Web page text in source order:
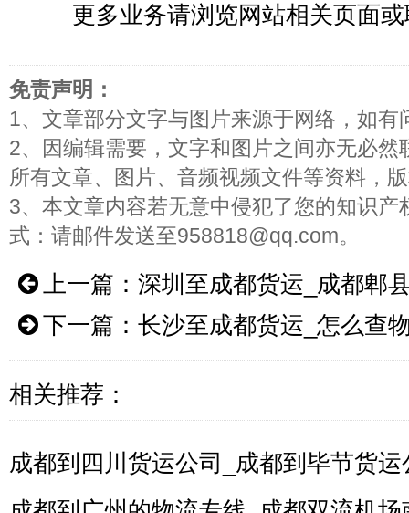
更多业务请浏览网站相关页
免责声明：
1、文章部分文字与图片来源于网络，如有
2、因编辑需要，文字和图片之间亦无必
所有文章、图片、音频视频文件等资料，
3、本文章内容若无意中侵犯了您的知识
式：请邮件发送至958818@qq.com。
上一篇： 深圳至成都货运_成都郫
下一篇： 长沙至成都货运_怎么查
相关推荐：
成都到四川货运公司_成都到毕节货运